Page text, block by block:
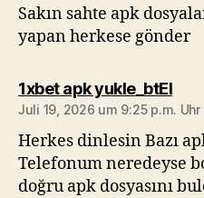
Sakın sahte apk
yapan herkese gönder
1xbet apk yukle_btElsagt:
Juli 19, 2026 um 9:25 p.m. Uhr
Herkes dinlesin Bazı
Telefonum neredeyse
doğru apk dosyasını